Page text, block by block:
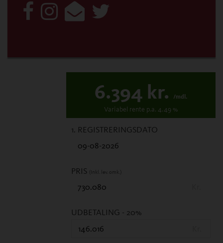
6.394 kr. /mdl.
Variabel rente p.a. 4.49 %
1. REGISTRERINGSDATO
PRIS (Inkl. lev. omk.)
UDBETALING - 20%